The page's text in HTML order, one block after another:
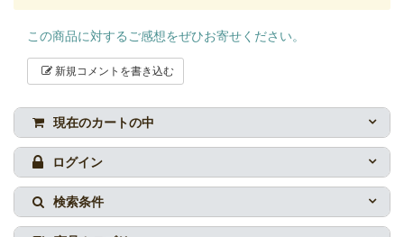
この商品に対するご感想をぜひお寄せください。
新規コメントを書き込む
現在のカートの中
ログイン
検索条件